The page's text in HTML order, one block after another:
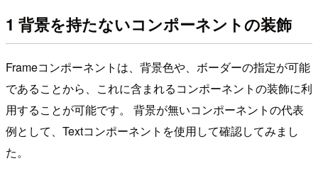
1 背景を持たないコンポーネントの装飾
Frameコンポーネントは、背景色や、ボーダーの指定が可能
であることから、これに含まれるコンポーネントの装飾に利
用することが可能です。 背景が無いコンポーネントの代表
例として、Textコンポーネントを使用して確認してみまし
た。